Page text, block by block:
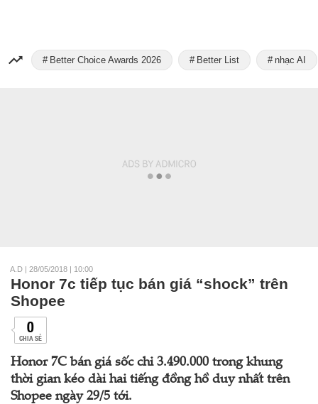
Better Choice Awards 2026 Better List nhạc AI
A.D | 28/05/2018 | 10:00
Honor 7c tiếp tục bán giá “shock” trên
Shopee
0
CHIA SẺ
Honor 7C bán giá sốc chỉ 3.490.000 trong khung
thời gian kéo dài hai tiếng đồng hồ duy nhất trên
Shopee ngày 29/5 tới.